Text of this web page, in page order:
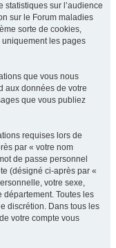
statistiques sur l’audience
sur le Forum maladies
sorte de cookies,
les pages
que vous nous
aux données de votre
que vous publiez
requises lors de
par « votre nom
de passe personnel
(désigné ci-après par «
votre sexe,
Toutes les
discrétion. Dans tous les
votre compte vous